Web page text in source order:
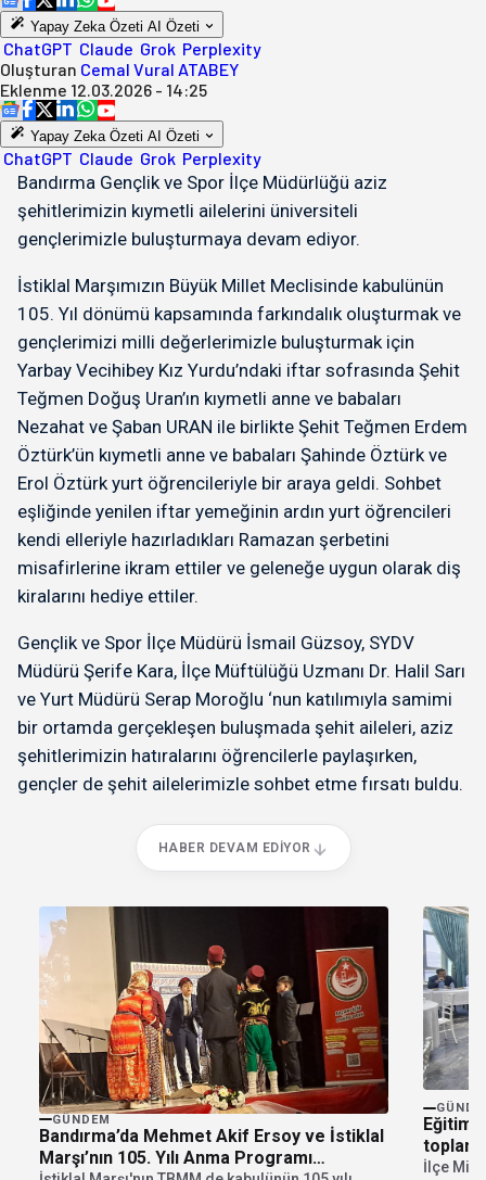
Yapay Zeka Özeti AI Özeti
ChatGPT Claude Grok Perplexity
Oluşturan Cemal Vural ATABEY
Eklenme 12.03.2026 - 14:25
Yapay Zeka Özeti AI Özeti
ChatGPT Claude Grok Perplexity
Bandırma Gençlik ve Spor İlçe Müdürlüğü aziz
şehitlerimizin kıymetli ailelerini üniversiteli
gençlerimizle buluşturmaya devam ediyor.
İstiklal Marşımızın Büyük Millet Meclisinde kabulünün
105. Yıl dönümü kapsamında farkındalık oluşturmak ve
gençlerimizi milli değerlerimizle buluşturmak için
Yarbay Vecihibey Kız Yurdu’ndaki iftar sofrasında Şehit
Teğmen Doğuş Uran’ın kıymetli anne ve babaları
Nezahat ve Şaban URAN ile birlikte Şehit Teğmen Erdem
Öztürk’ün kıymetli anne ve babaları Şahinde Öztürk ve
Erol Öztürk yurt öğrencileriyle bir araya geldi. Sohbet
eşliğinde yenilen iftar yemeğinin ardın yurt öğrencileri
kendi elleriyle hazırladıkları Ramazan şerbetini
misafirlerine ikram ettiler ve geleneğe uygun olarak diş
kiralarını hediye ettiler.
Gençlik ve Spor İlçe Müdürü İsmail Güzsoy, SYDV
Müdürü Şerife Kara, İlçe Müftülüğü Uzmanı Dr. Halil Sarı
ve Yurt Müdürü Serap Moroğlu ‘nun katılımıyla samimi
bir ortamda gerçekleşen buluşmada şehit aileleri, aziz
şehitlerimizin hatıralarını öğrencilerle paylaşırken,
gençler de şehit ailelerimizle sohbet etme fırsatı buldu.
HABER DEVAM EDIYOR
GÜNDEM
Bandırma’da Mehmet Akif Ersoy ve İstiklal
Marşı’nın 105. Yılı Anma Programı
Eğitim
İlçe Milli